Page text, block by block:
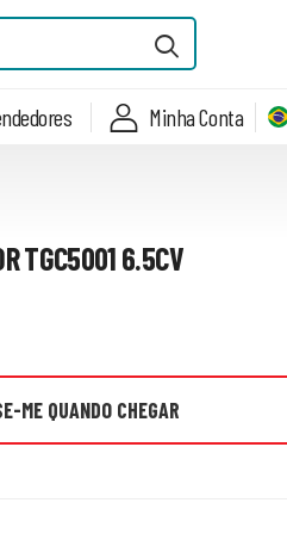
Minha Conta
TGC5001 6.5CV
ME QUANDO CHEGAR